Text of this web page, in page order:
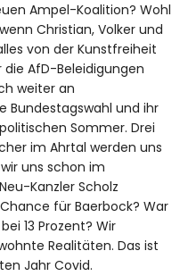
Ampel-Koalition? Wohl
Christian, Volker und
von der Kunstfreiheit
AfD-Beleidigungen
weiter an
Bundestagswahl und ihr
Sommer. Drei
im Ahrtal werden uns
uns schon im
Kanzler Scholz
für Baerbock? War
13 Prozent? Wir
Realitäten. Das ist
Jahr Covid.